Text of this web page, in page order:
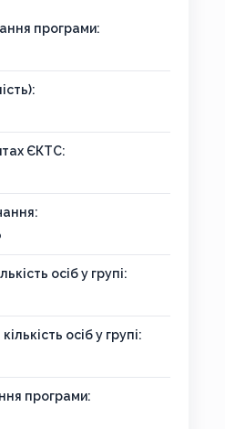
програми:
ЄКТС:
осіб у групі:
осіб у групі:
програми: